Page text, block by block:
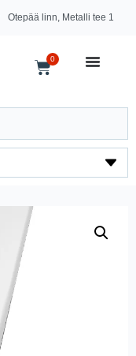
Otepää linn, Metalli tee 1
0